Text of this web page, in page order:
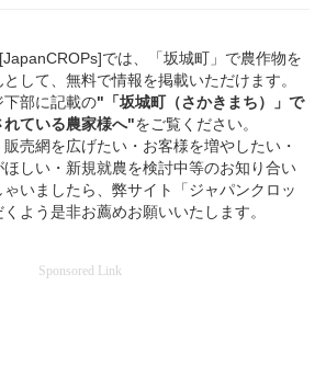
では、「坂城町」で農作物を
して、無料で情報を掲載いただけます。
部に記載の"「坂城町（さかきまち）」 で
ている農家様へ"をご覧ください。
売網を広げたい・お客様を増やしたい・
しい・新規就農を検討中等のお知り合い
いましたら、弊サイト「ジャパンクロッ
よう是非お薦めお願いいたします。
Sponsored Link